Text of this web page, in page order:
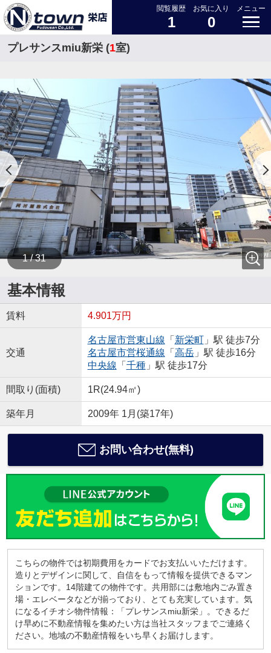
閲覧履歴
1
お気に入り
0
メニュー
プレサンスmiu新栄 (1室)
1 / 31
基本情報
賃料 4.901万円
交通
名古屋市営東山線 「 新栄町」駅 徒歩7分
名古屋市営桜通線 「 高岳」駅 徒歩16分
中央線 「 千種」駅 徒歩17分
間取り(面積) 1R(24.94㎡)
築年月 2009年 1月(築17年)
お問い合わせ(無料)
こちらの物件では初期費用をカードでお支払いいただけます。
造りとデザインに関して、自信をもって情報を提供できるマン
ションです。14階建ての物件です。共用部には敷地内ごみ置き
場・エレベータなどが揃っており、とても充実しています。気
になるイチオシ物件情報：「プレサンスmiu新栄」。できるだ
け早めに不動産情報を集めたい方は当社スタッフまでご連絡く
ださい。地域の不動産情報をいち早くお届けします。